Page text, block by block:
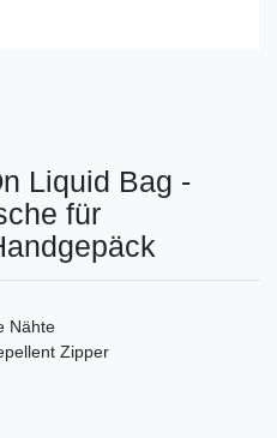
Liquid Bag -
für
Nähte
Zipper